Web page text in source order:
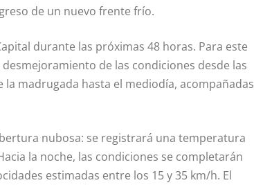
de un nuevo frente frío.
durante las próximas 48 horas. Para este
de las condiciones desde las
madrugada hasta el mediodía, acompañadas
nubosa: se registrará una temperatura
la noche, las condiciones se completarán
estimadas entre los 15 y 35 km/h. El